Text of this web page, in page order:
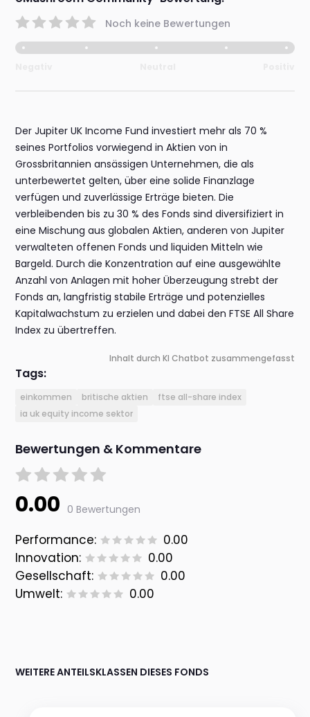
Noch keine Bewertungen
Der Jupiter UK Income Fund investiert mehr als 70 %
seines Portfolios vorwiegend in Aktien von in
Grossbritannien ansässigen Unternehmen, die als
unterbewertet gelten, über eine solide Finanzlage
verfügen und zuverlässige Erträge bieten. Die
verbleibenden bis zu 30 % des Fonds sind diversifiziert in
eine Mischung aus globalen Aktien, anderen von Jupiter
verwalteten offenen Fonds und liquiden Mitteln wie
Bargeld. Durch die Konzentration auf eine ausgewählte
Anzahl von Anlagen mit hoher Überzeugung strebt der
Fonds an, langfristig stabile Erträge und potenzielles
Kapitalwachstum zu erzielen und dabei den FTSE All Share
Index zu übertreffen.
Inhalt durch KI Chatbot zusammengefasst
Tags:
einkommen britische aktien
ftse all-share index
ia uk equity income sektor
Bewertungen & Kommentare
0.00 0 Bewertungen
Performance:
0.00
Innovation:
0.00
Gesellschaft:
0.00
Umwelt:
0.00
WEITERE ANTEILSKLASSEN DIESES FONDS